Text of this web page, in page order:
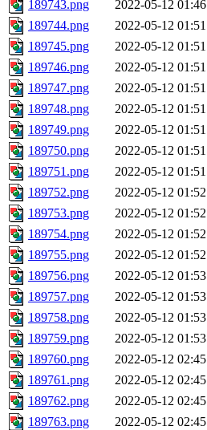
189743.png 2022-05-12 01:46
189744.png
2022-05-12 01:51
189745.png
2022-05-12 01:51
189746.png
2022-05-12 01:51
189747.png
2022-05-12 01:51
189748.png
2022-05-12 01:51
189749.png
2022-05-12 01:51
189750.png
2022-05-12 01:51
189751.png
2022-05-12 01:51
189752.png
2022-05-12 01:52
189753.png
2022-05-12 01:52
189754.png
2022-05-12 01:52
189755.png
2022-05-12 01:52
189756.png
2022-05-12 01:53
189757.png
2022-05-12 01:53
189758.png
2022-05-12 01:53
189759.png
2022-05-12 01:53
189760.png
2022-05-12 02:45
189761.png
2022-05-12 02:45
189762.png
2022-05-12 02:45
189763.png
2022-05-12 02:45